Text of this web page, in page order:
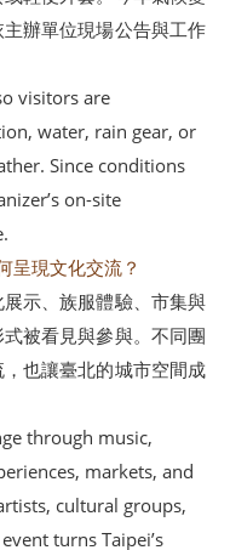
辦單位現場公告與工作
visitors are
water, rain gear, or
Since conditions
on-site
呈現文化交流？
示、族服體驗、市集與
被看見與參與。不同團
也讓臺北的城市空間成
through music,
markets, and
cultural groups,
turns Taipei’s